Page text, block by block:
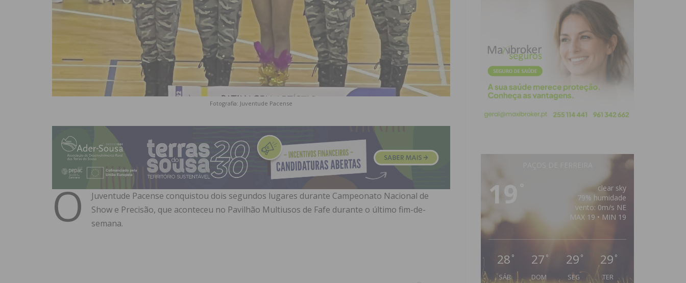
Fotografia: Juventude Pacense
O
Juventude Pacense conquistou dois segundos lugares durante Campeonato Nacional de
Show e Precisão, que aconteceu no Pavilhão Multiusos de Fafe durante o último fim-de-
semana.
19
clear sky
79% humidade
vento: 0m/s NE
MAX 19 • MIN 19
28 °
SÁB
27 °
DOM
29 °
SEG
29 °
TER